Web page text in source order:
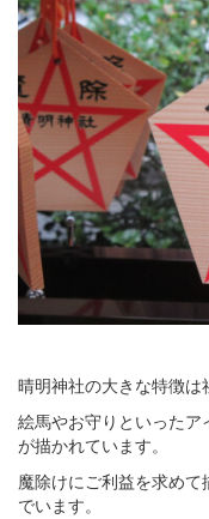
晴明神社の大きな特徴は
絵馬やお守りといった
が描かれています。
魔除けにご利益を求め
でいます。